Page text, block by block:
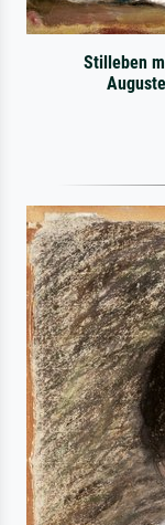
Stilleben